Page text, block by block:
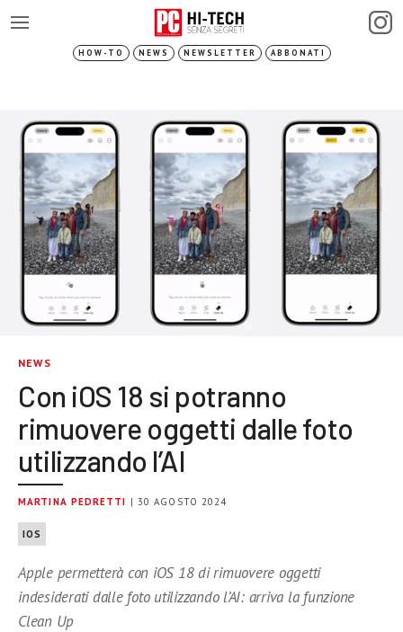
HOW-TO NEWS NEWSLETTER ABBONATI
NEWS
Con iOS 18 si potranno
rimuovere oggetti dalle foto
utilizzando l’AI
MARTINA PEDRETTI | 30 AGOSTO 2024
IOS
Apple permetterà con iOS 18 di rimuovere oggetti
indesiderati dalle foto utilizzando l’AI: arriva la funzione
Clean Up